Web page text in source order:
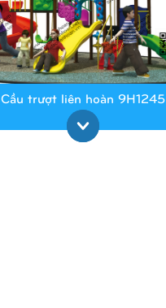
Cầu trượt liên hoàn 9H1245